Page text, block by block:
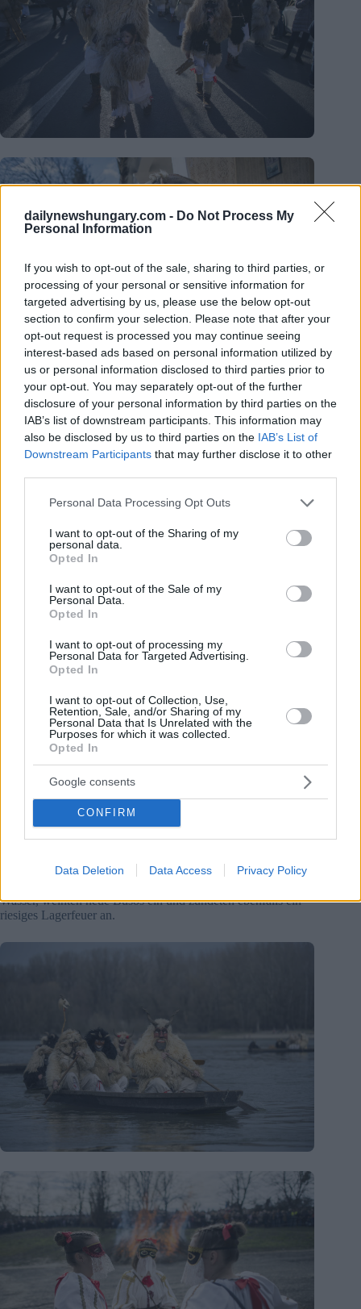
dailynewshungary.com - Do Not Process My
Personal Information
If you wish to opt-out of the sale, sharing to third parties, or
processing of your personal or sensitive information for
targeted advertising by us, please use the below opt-out
section to confirm your selection. Please note that after your
opt-out request is processed you may continue seeing
interest-based ads based on personal information utilized by
us or personal information disclosed to third parties prior to
your opt-out. You may separately opt-out of the further
disclosure of your personal information by third parties on the
IAB’s list of downstream participants. This information may
also be disclosed by us to third parties on the IAB’s List of
Downstream Participants that may further disclose it to other
Please note that this website/app uses one or more Google
not limited to your visit or usage behaviour. You may click to
grant or deny consent to Google and its third-party tags to
use your data for below specified purposes in below Google
consent section.
Personal Data Processing Opt Outs
I want to opt-out of the Sharing of my
personal data.
Opted In
I want to opt-out of the Sale of my
Personal Data.
Opted In
I want to opt-out of processing my
Personal Data for Targeted Advertising.
Opted In
I want to opt-out of Collection, Use,
Retention, Sale, and/or Sharing of my
Personal Data that Is Unrelated with the
Purposes for which it was collected.
Opted In
Google consents
CONFIRM
Data Deletion Data Access Privacy Policy
Gestern (heyday) ruderten Busós über die Donau,
Wasser, weihten neue Busós ein und zündeten ebenfalls ein
riesiges Lagerfeuer an.